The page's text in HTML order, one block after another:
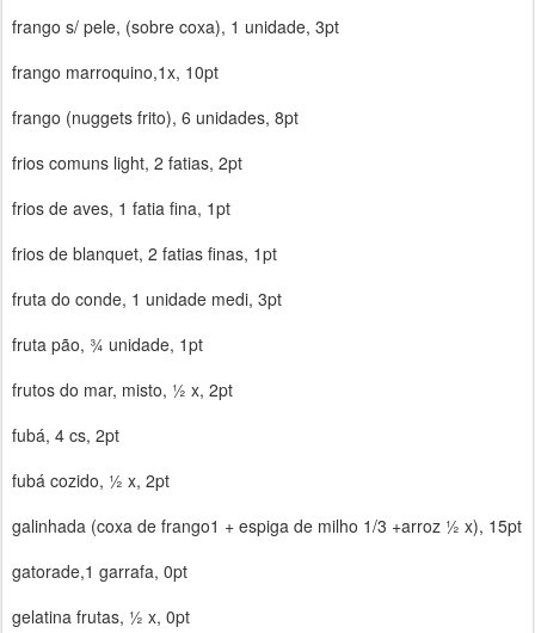
frango s/ pele, (sobre coxa), 1 unidade, 3pt
frango marroquino,1x, 10pt
frango (nuggets frito), 6 unidades, 8pt
frios comuns light, 2 fatias, 2pt
frios de aves, 1 fatia fina, 1pt
frios de blanquet, 2 fatias finas, 1pt
fruta do conde, 1 unidade medi, 3pt
fruta pão, ¾ unidade, 1pt
frutos do mar, misto, ½ x, 2pt
fubá, 4 cs, 2pt
fubá cozido, ½ x, 2pt
galinhada (coxa de frango1 + espiga de milho 1/3 +arroz ½ x), 15pt
gatorade,1 garrafa, 0pt
gelatina frutas, ½ x, 0pt